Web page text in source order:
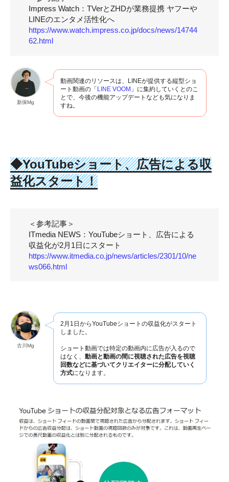
Impress Watch：TVerとZHDが業務提携 ヤフーや
LINEのエンタメ活性化へ
https://www.watch.impress.co.jp/docs/news/14744
62.html
新保Mg
動画関連のリソースは、LINEが提供する縦型ショ
ート動画の「LINE VOOM 」に集約していくとのこ
とで、今後の機能アップデートなども気になりま
すね。
◆YouTubeショート、広告による収
益化スタート！
＜参考記事＞
ITmedia NEWS：YouTubeショート、広告による
収益化が2月1日にスタート
https://www.itmedia.co.jp/news/articles/2301/10/ne
ws066.html
古川Mg
2月1日からYouTubeショートの収益化がスタート
しました。
ショート動画では特定の動画内に広告が入るので
はなく、動画と動画の間に視聴された広告を視聴
回数などに基づいてクリエイターに分配していく
方式になります。